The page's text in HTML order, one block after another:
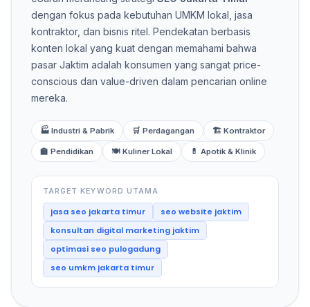
dengan fokus pada kebutuhan UMKM lokal, jasa
kontraktor, dan bisnis ritel. Pendekatan berbasis
konten lokal yang kuat dengan memahami bahwa
pasar Jaktim adalah konsumen yang sangat price-
conscious dan value-driven dalam pencarian online
mereka.
🏭 Industri & Pabrik 🛒 Perdagangan 🏗️ Kontraktor
🏫 Pendidikan 🍽️ Kuliner Lokal 💊 Apotik & Klinik
TARGET KEYWORD UTAMA
jasa seo jakarta timur
seo website jaktim
konsultan digital marketing jaktim
optimasi seo pulogadung
seo umkm jakarta timur